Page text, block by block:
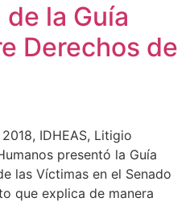
la Guía
Derechos de
IDHEAS, Litigio
presentó la Guía
las Víctimas en el Senado
que explica de manera